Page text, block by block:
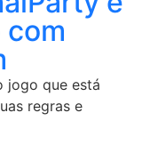
com
jogo que está
regras e